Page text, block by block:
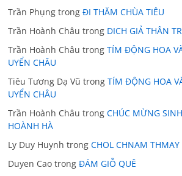
Trần Phụng trongĐI THĂM CHÙA TIÊU
Trần Hoành Châu trong DICH GIẢ THÂN
Trần Hoành Châu trongTÍM ĐỘNG HOA
UYỂN CHÂU
Tiêu Tương Dạ Vũ trongTÍM ĐỘNG HOA
UYỂN CHÂU
Trần Hoành Châu trongCHÚC MỪNG
HOÀNH HÀ
Ly Duy Huynh trongCHOL CHNAM
Duyen Cao trongĐÁM GIỖ QUÊ